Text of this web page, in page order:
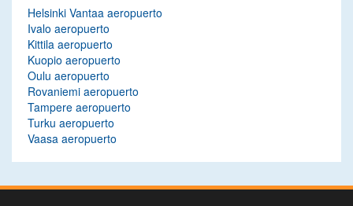
Helsinki Vantaa aeropuerto
Ivalo aeropuerto
Kittila aeropuerto
Kuopio aeropuerto
Oulu aeropuerto
Rovaniemi aeropuerto
Tampere aeropuerto
Turku aeropuerto
Vaasa aeropuerto